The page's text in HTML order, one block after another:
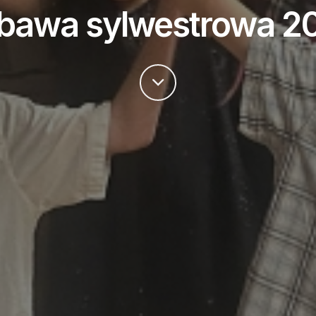
sylwestrowa